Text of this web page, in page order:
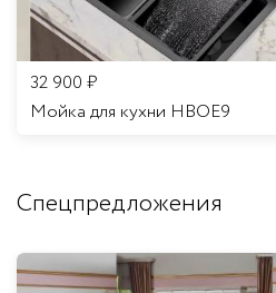
32 900 ₽
Мойка для кухни HBOE9
Спецпредложения